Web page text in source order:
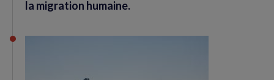
la migration humaine.